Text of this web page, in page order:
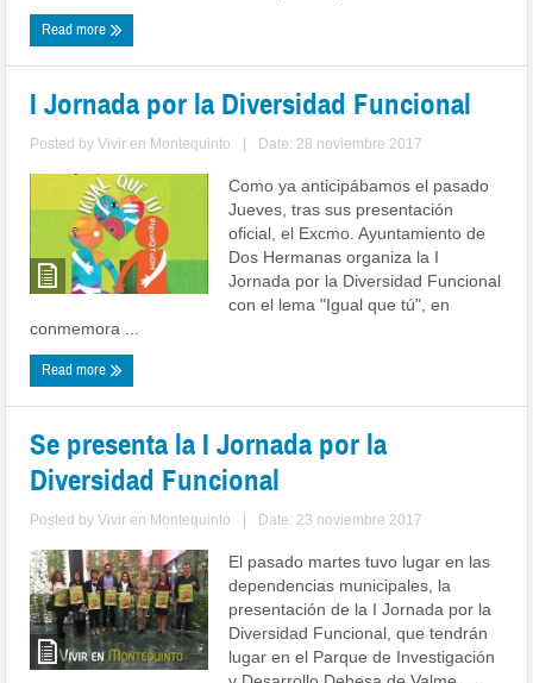
Read more
I Jornada por la Diversidad Funcional
Posted byVivir en Montequinto Date: 28 noviembre 2017
Como ya anticipábamos el pasado
Jueves, tras sus presentación
oficial, el Excmo. Ayuntamiento de
Dos Hermanas organiza la I
Jornada por la Diversidad Funcional
con el lema "Igual que tú", en
conmemora ...
Read more
Se presenta la I Jornada por la
Diversidad Funcional
Posted byVivir en Montequinto Date: 23 noviembre 2017
El pasado martes tuvo lugar en las
dependencias municipales, la
presentación de la I Jornada por la
Diversidad Funcional, que tendrán
lugar en el Parque de Investigación